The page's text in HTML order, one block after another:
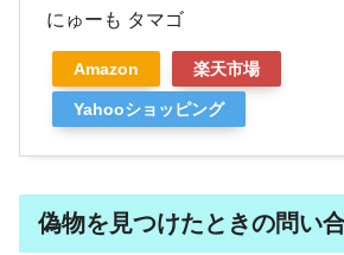
にゅーも タマゴ
Amazon 楽天市場
Yahooショッピング
偽物を見つけたときの問い